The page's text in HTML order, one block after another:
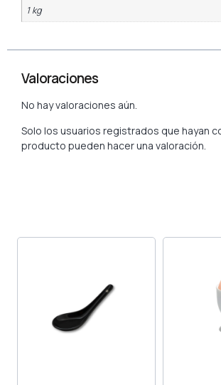
1 kg
Valoraciones
No hay valoraciones aún.
Solo los usuarios registrados que hayan
producto pueden hacer una valoración.